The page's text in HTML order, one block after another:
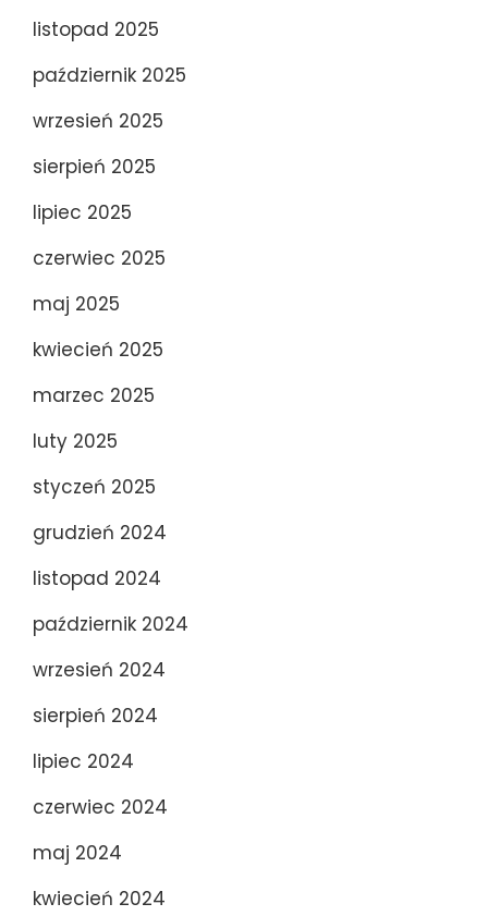
listopad 2025
październik 2025
wrzesień 2025
sierpień 2025
lipiec 2025
czerwiec 2025
maj 2025
kwiecień 2025
marzec 2025
luty 2025
styczeń 2025
grudzień 2024
listopad 2024
październik 2024
wrzesień 2024
sierpień 2024
lipiec 2024
czerwiec 2024
maj 2024
kwiecień 2024